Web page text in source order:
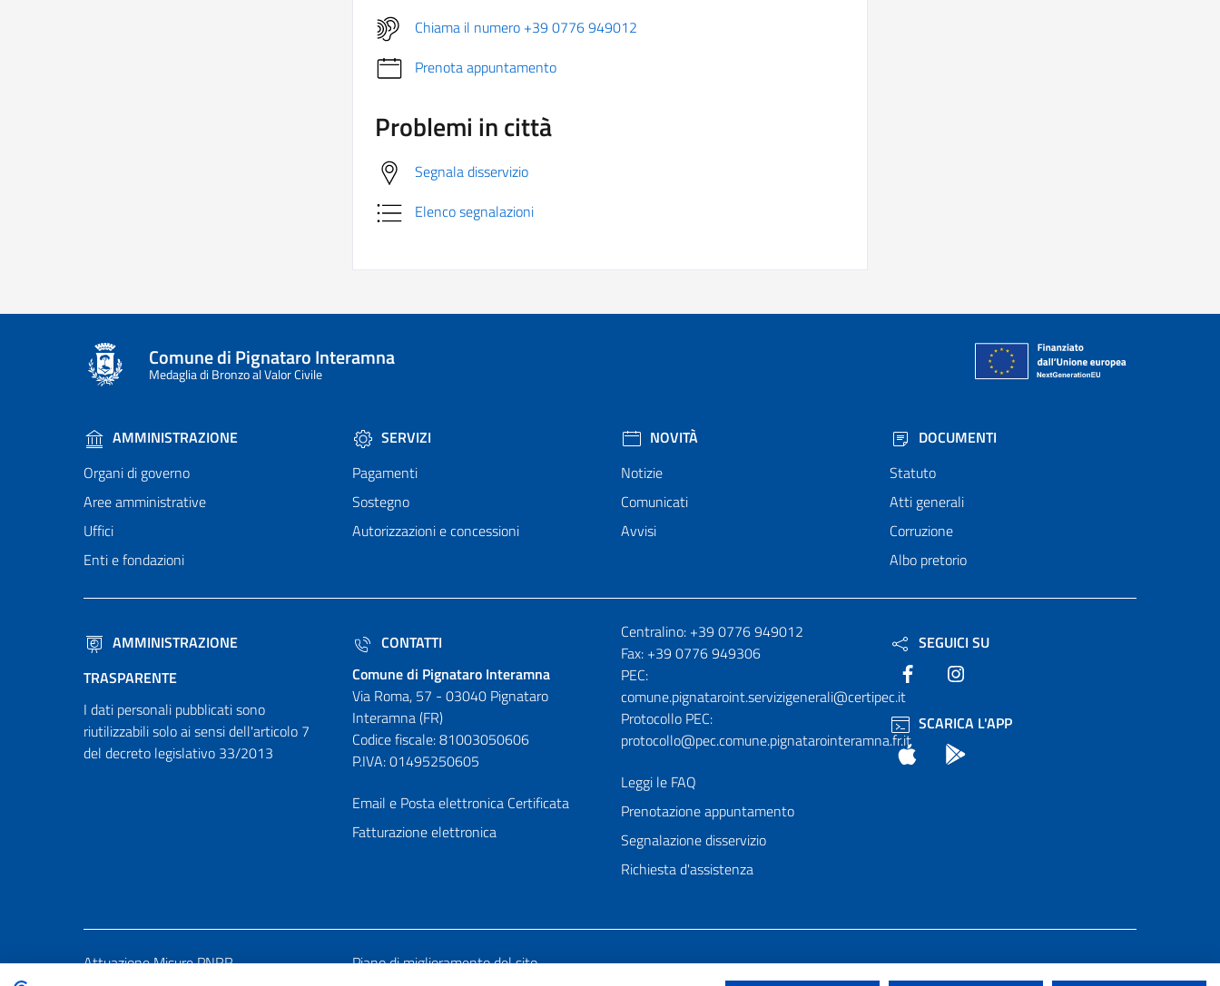
Chiama il numero +39 0776 949012
Prenota appuntamento
Problemi in città
Segnala disservizio
Elenco segnalazioni
Comune di Pignataro Interamna
Medaglia di Bronzo al Valor Civile
AMMINISTRAZIONE
Organi di governo
Aree amministrative
Uffici
Enti e fondazioni
SERVIZI
Pagamenti
Sostegno
Autorizzazioni e concessioni
NOVITÀ
Notizie
Comunicati
Avvisi
DOCUMENTI
Statuto
Atti generali
Corruzione
Albo pretorio
AMMINISTRAZIONE
TRASPARENTE
I dati personali pubblicati sono
riutilizzabili solo ai sensi dell'articolo 7
del decreto legislativo 33/2013
CONTATTI
Comune di Pignataro Interamna
Via Roma, 57 - 03040 Pignataro
Interamna (FR)
Codice fiscale: 81003050606
P.IVA: 01495250605
Email e Posta elettronica Certificata
Fatturazione elettronica
Numeri utili
Centralino: +39 0776 949012
Fax: +39 0776 949306
PEC:
comune.pignataroint.servizigenerali@certipec.it
Protocollo PEC:
protocollo@pec.comune.pignatarointeramna.fr.it
Leggi le FAQ
Prenotazione appuntamento
Segnalazione disservizio
Richiesta d'assistenza
SEGUICI SU
Facebook
SCARICA L'APP
App Store
Attuazione Misure PNRR Piano di miglioramento del sito